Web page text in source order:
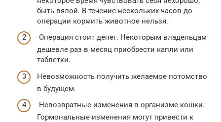
быть вялой. В течение нескольких часов до
операции кормить животное нельзя.
Операция стоит денег. Некоторым владельцам
дешевле раз в месяц приобрести капли или
таблетки.
Невозможность получить желаемое потомство
в будущем.
Невозвратные изменения в организме кошки.
Гормональные изменения могут привести к